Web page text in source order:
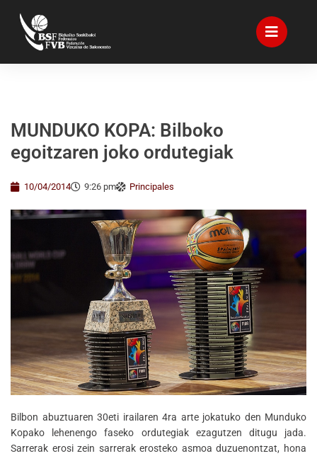
MUNDUKO KOPA: Bilboko
egoitzaren joko ordutegiak
10/04/2014 9:26 pm Principales
Bilbon abuztuaren 30eti irailaren 4ra arte jokatuko den Munduko
Kopako lehenengo faseko ordutegiak ezagutzen ditugu jada.
Sarrerak erosi zein sarrerak erosteko asmoa duzuenontzat, hona